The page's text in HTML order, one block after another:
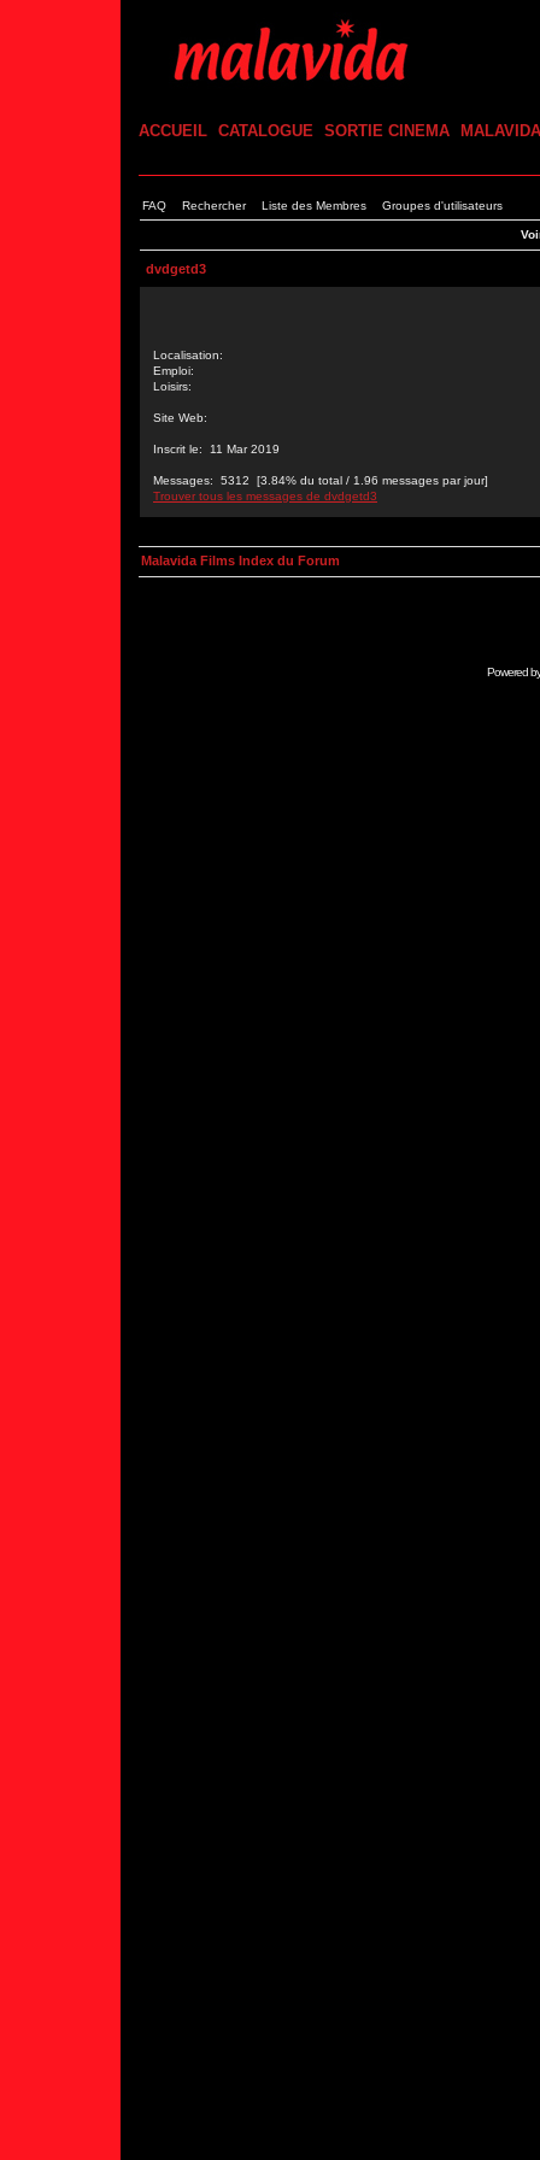
ACCUEIL CATALOGUE SORTIE CINEMA MALAVIDA
FAQ Rechercher Liste des Membres Groupes d'utilisateurs
dvdgetd3
Localisation:
Emploi:
Loisirs:
Site Web:
Inscrit le: 11 Mar 2019
Messages: 5312 [3.84% du total / 1.96 messages par jour]
Trouver tous les messages de dvdgetd3
Malavida Films Index du Forum
Powered